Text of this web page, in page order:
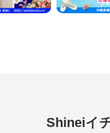
Shineiイ